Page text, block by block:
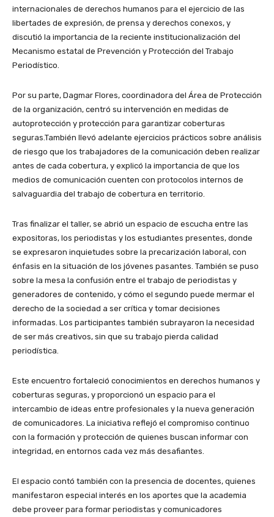
internacionales de derechos humanos para el ejercicio de las
libertades de expresión, de prensa y derechos conexos, y
discutió la importancia de la reciente institucionalización del
Mecanismo estatal de Prevención y Protección del Trabajo
Periodístico.
Por su parte, Dagmar Flores, coordinadora del Área de Protección
de la organización, centró su intervención en medidas de
autoprotección y protección para garantizar coberturas
seguras.También llevó adelante ejercicios prácticos sobre análisis
de riesgo que los trabajadores de la comunicación deben realizar
antes de cada cobertura, y explicó la importancia de que los
medios de comunicación cuenten con protocolos internos de
salvaguardia del trabajo de cobertura en territorio.
Tras finalizar el taller, se abrió un espacio de escucha entre las
expositoras, los periodistas y los estudiantes presentes, donde
se expresaron inquietudes sobre la precarización laboral, con
énfasis en la situación de los jóvenes pasantes. También se puso
sobre la mesa la confusión entre el trabajo de periodistas y
generadores de contenido, y cómo el segundo puede mermar el
derecho de la sociedad a ser crítica y tomar decisiones
informadas. Los participantes también subrayaron la necesidad
de ser más creativos, sin que su trabajo pierda calidad
periodística.
Este encuentro fortaleció conocimientos en derechos humanos y
coberturas seguras, y proporcionó un espacio para el
intercambio de ideas entre profesionales y la nueva generación
de comunicadores. La iniciativa reflejó el compromiso continuo
con la formación y protección de quienes buscan informar con
integridad, en entornos cada vez más desafiantes.
El espacio contó también con la presencia de docentes, quienes
manifestaron especial interés en los aportes que la academia
debe proveer para formar periodistas y comunicadores